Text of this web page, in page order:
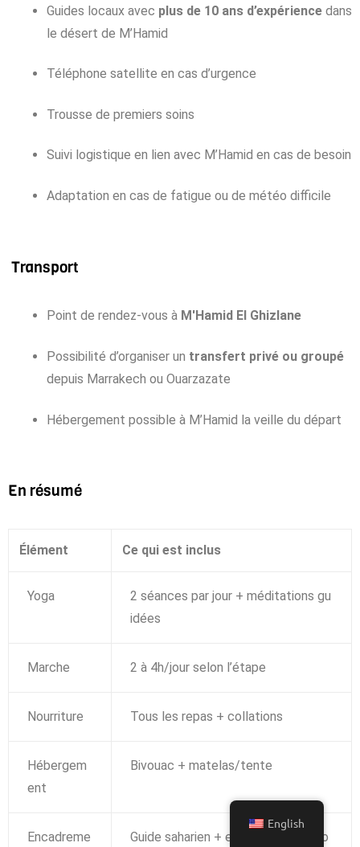
Guides locaux avec plus de 10 ans d’expérience dans
le désert de M’Hamid
Téléphone satellite en cas d’urgence
Trousse de premiers soins
Suivi logistique en lien avec M’Hamid en cas de besoin
Adaptation en cas de fatigue ou de météo difficile
Transport
Point de rendez-vous à M'Hamid El Ghizlane
Possibilité d’organiser un transfert privé ou groupé
depuis Marrakech ou Ouarzazate
Hébergement possible à M’Hamid la veille du départ
En résumé
Élément Ce qui est inclus
Yoga
2 séances par jour + méditations gu
idées
Marche 2 à 4h/jour selon l’étape
Nourriture Tous les repas + collations
Hébergem
ent
Bivouac + matelas/tente
Encadreme Guide saharien + enseignante de yo
English